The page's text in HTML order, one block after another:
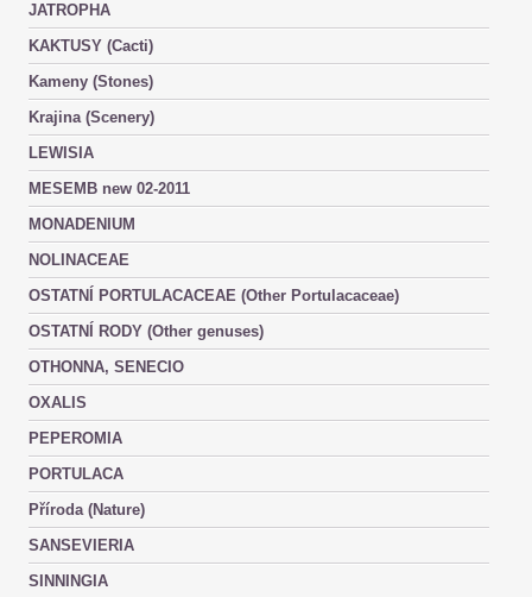
JATROPHA
KAKTUSY (Cacti)
Kameny (Stones)
Krajina (Scenery)
LEWISIA
MESEMB new 02-2011
MONADENIUM
NOLINACEAE
OSTATNÍ PORTULACACEAE (Other Portulacaceae)
OSTATNÍ RODY (Other genuses)
OTHONNA, SENECIO
OXALIS
PEPEROMIA
PORTULACA
Příroda (Nature)
SANSEVIERIA
SINNINGIA